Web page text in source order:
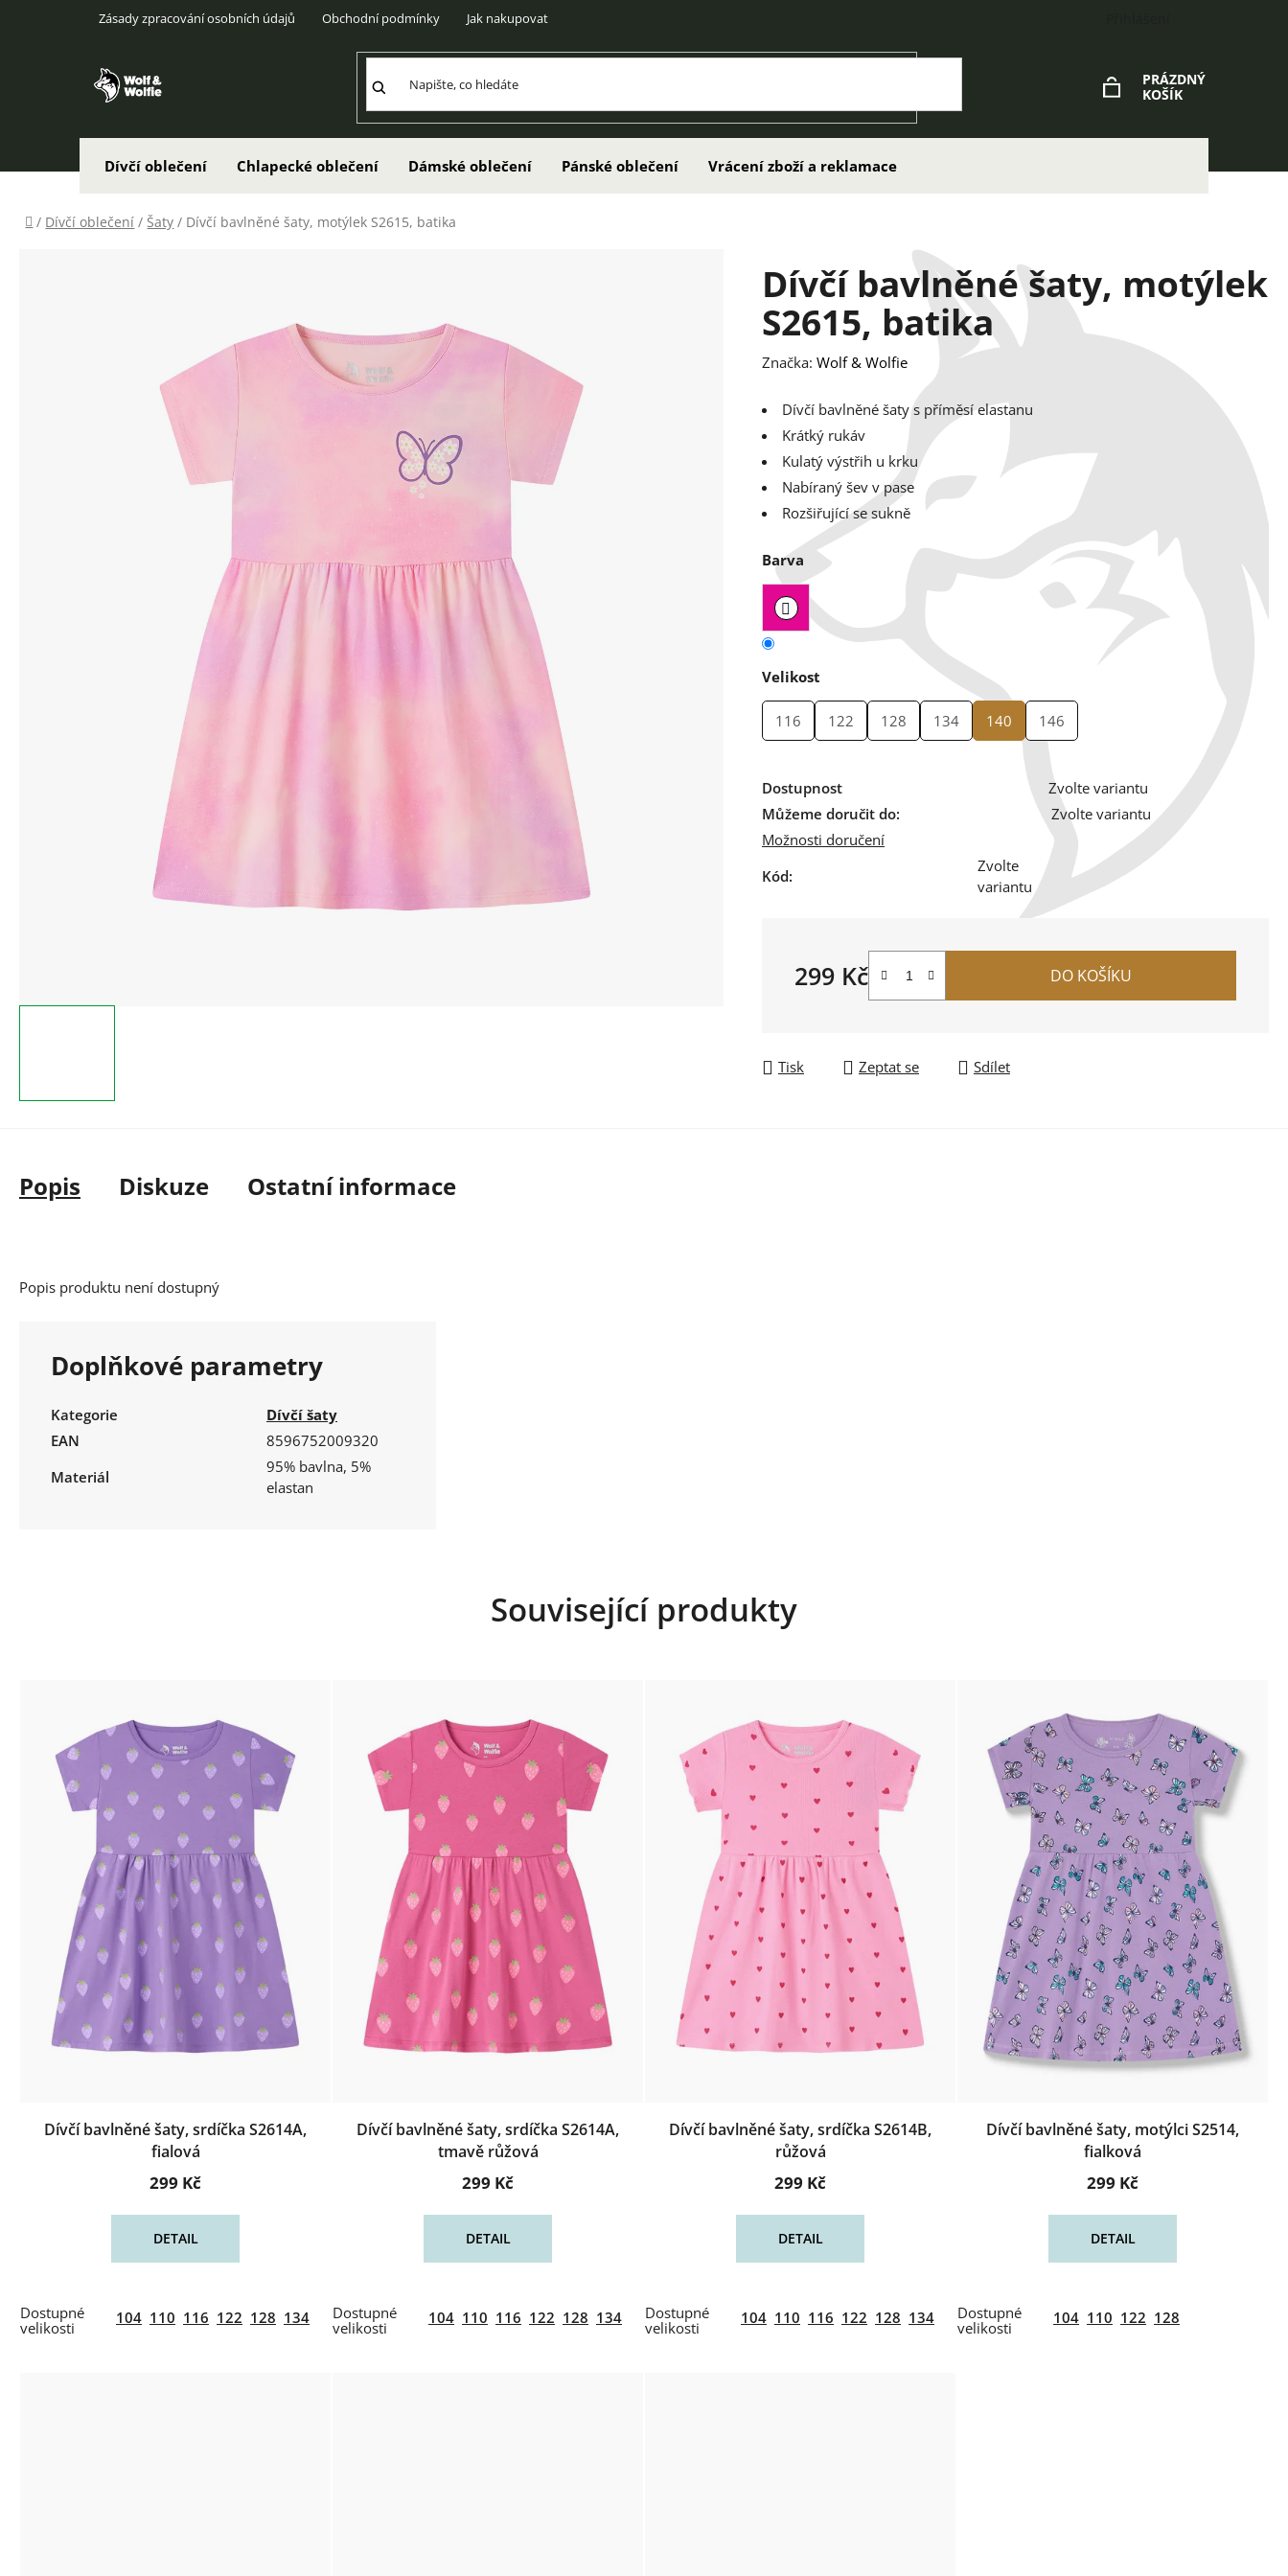
Zásady zpracování osobních údajů Obchodní podmínky Jak nakupovat
PRÁZDNÝ
KOŠÍK
Dívčí oblečení Chlapecké oblečení Dámské oblečení Pánské oblečení Vrácení zboží a reklamace
Domů
/ Dívčí oblečení / Šaty / Dívčí bavlněné šaty, motýlek S2615, batika
Dívčí bavlněné šaty, motýlek
S2615, batika
Značka: Wolf & Wolfie
Dívčí bavlněné šaty s příměsí elastanu
Krátký rukáv
Kulatý výstřih u krku
Nabíraný šev v pase
Rozšiřující se sukně
Barva
Velikost
116 122 128 134 140 146
Dostupnost
Zvolte variantu
Můžeme doručit do:
Zvolte variantu
Možnosti doručení
Kód:
Zvolte
variantu
299 Kč
Měrná cena:
DO KOŠÍKU
Tisk Zeptat se Sdílet
Popis Diskuze Ostatní informace
Popis produktu není dostupný
Doplňkové parametry
Kategorie
Dívčí šaty
EAN
8596752009320
Materiál
95% bavlna, 5%
elastan
Související produkty
Dívčí bavlněné šaty, srdíčka S2614A,
fialová
299 Kč
DETAIL
104 110 116 122 128 134
Dívčí bavlněné šaty, srdíčka S2614A,
tmavě růžová
299 Kč
DETAIL
104 110 116 122 128 134
Dívčí bavlněné šaty, srdíčka S2614B,
růžová
299 Kč
DETAIL
104 110 116 122 128 134
Dívčí bavlněné šaty, motýlci S2514,
fialková
299 Kč
DETAIL
104 110 122 128